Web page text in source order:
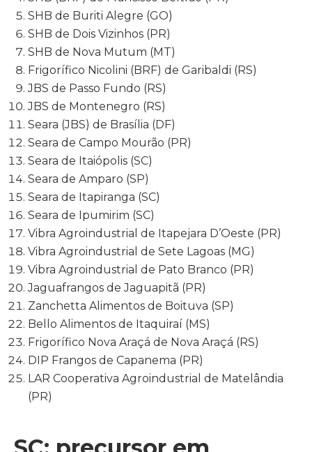
SHB de Buriti Alegre (GO)
SHB de Dois Vizinhos (PR)
SHB de Nova Mutum (MT)
Frigorífico Nicolini (BRF) de Garibaldi (RS)
JBS de Passo Fundo (RS)
JBS de Montenegro (RS)
Seara (JBS) de Brasília (DF)
Seara de Campo Mourão (PR)
Seara de Itaiópolis (SC)
Seara de Amparo (SP)
Seara de Itapiranga (SC)
Seara de Ipumirim (SC)
Vibra Agroindustrial de Itapejara D’Oeste (PR)
Vibra Agroindustrial de Sete Lagoas (MG)
Vibra Agroindustrial de Pato Branco (PR)
Jaguafrangos de Jaguapitã (PR)
Zanchetta Alimentos de Boituva (SP)
Bello Alimentos de Itaquiraí (MS)
Frigorífico Nova Araçá de Nova Araçá (RS)
DIP Frangos de Capanema (PR)
LAR Cooperativa Agroindustrial de Matelândia
(PR)